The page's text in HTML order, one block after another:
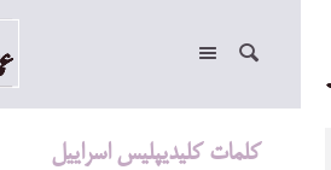
کلمات کلیدیپلیس اسراییل